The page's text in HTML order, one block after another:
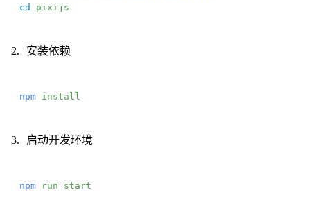
cd
pixijs
安装依赖
npm install
启动开发环境
npm run start